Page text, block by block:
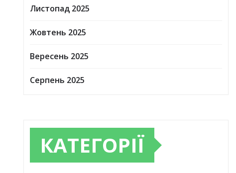
Листопад 2025
Жовтень 2025
Вересень 2025
Серпень 2025
КАТЕГОРІЇ